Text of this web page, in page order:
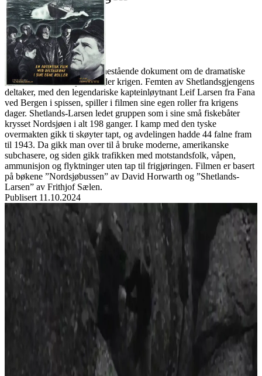
Film
Forfatter:
Leverandør:
Norgesfilm AS
Lisens:
”Shetlandsgjengen” er et enestående dokument om de dramatiske
toktene over Nordsjøen under krigen. Femten av Shetlandsgjengens
deltaker, med den legendariske kapteinløytnant Leif Larsen fra Fana
ved Bergen i spissen, spiller i filmen sine egen roller fra krigens
dager. Shetlands-Larsen ledet gruppen som i sine små fiskebåter
krysset Nordsjøen i alt 198 ganger. I kamp med den tyske
overmakten gikk ti skøyter tapt, og avdelingen hadde 44 falne fram
til 1943. Da gikk man over til å bruke moderne, amerikanske
subchasere, og siden gikk trafikken med motstandsfolk, våpen,
ammunisjon og flyktninger uten tap til frigjøringen. Filmen er basert
på bøkene ”Nordsjøbussen” av David Horwarth og ”Shetlands-
Larsen” av Frithjof Sælen.
Publisert 11.10.2024